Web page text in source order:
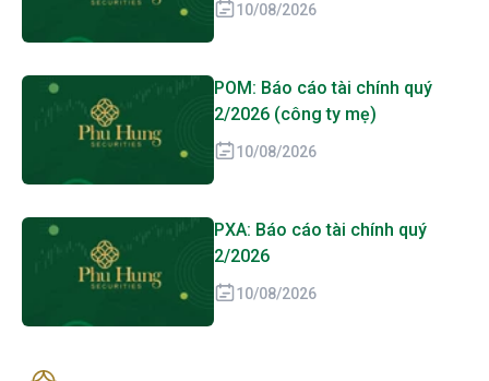
10/08/2026
POM: Báo cáo tài chính quý
2/2026 (công ty mẹ)
10/08/2026
PXA: Báo cáo tài chính quý
2/2026
10/08/2026